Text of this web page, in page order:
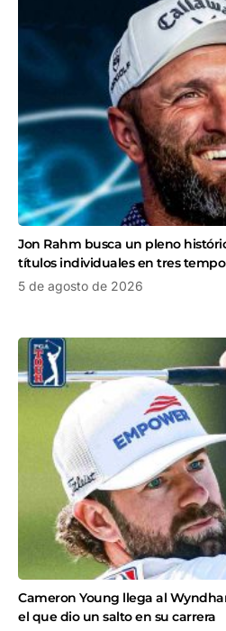
Jon Rahm busca un pleno
títulos individuales en tres
5 de agosto de 2026
Cameron Young llega al
el que dio un salto en su carrera